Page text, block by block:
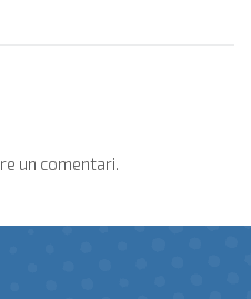
un comentari.